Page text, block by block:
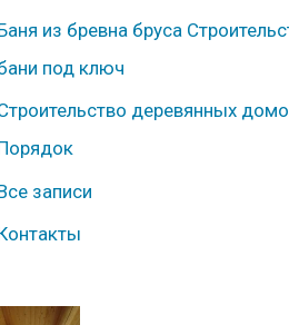
из бревна бруса
под ключ
деревянных
записи